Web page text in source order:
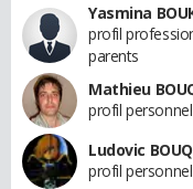
Yasmina
profil
parents
Mathieu
profil
Ludovic
profil